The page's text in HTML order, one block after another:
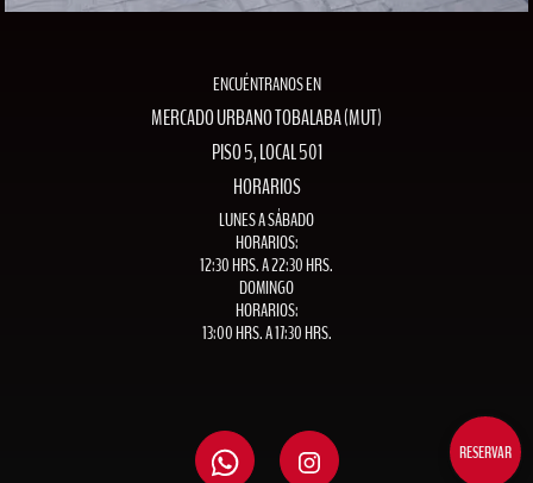
RESERVAR
ENCUÉNTRANOS EN
MERCADO URBANO TOBALABA (MUT)
PISO 5, LOCAL 501
HORARIOS
LUNES A SÁBADO
HORARIOS:
12:30 HRS. A 22:30 HRS.
DOMINGO
HORARIOS:
13:00 HRS. A 17:30 HRS.